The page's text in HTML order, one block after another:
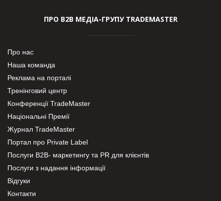
ПРО В2В МЕДІА-ГРУПУ TRADEMASTER
Про нас
Наша команда
Реклама на порталі
Тренінговий центр
Конференції TradeMaster
Національні Премії
Журнал TradeMaster
Портал про Private Label
Послуги В2В- маркетингу та PR для клієнтів
Послуги з надання інформації
Відгуки
Контакти